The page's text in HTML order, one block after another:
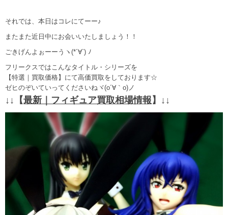
それでは、本日はコレにてーー♪
またまた近日中にお会いいたしましょう！！
ごきげんよぉーーうヽ(*´∀`) ﾉ
フリークスではこんなタイトル・シリーズを
【特選｜買取価格】にて高価買取をしております☆
ゼヒのぞいていってくださいねヾ(o´∀｀o)ノ
↓↓【最新｜フィギュア買取相場情報 】↓↓